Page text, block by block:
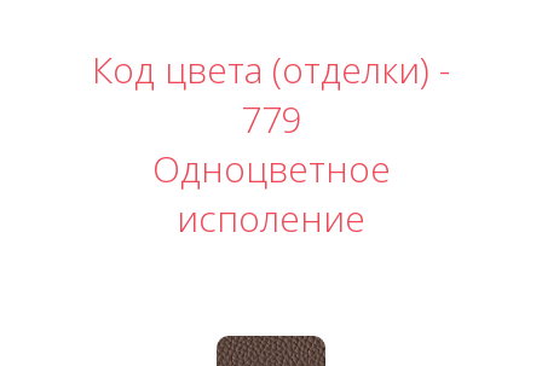
Код цвета (отделки) -
779
Одноцветное
исполение